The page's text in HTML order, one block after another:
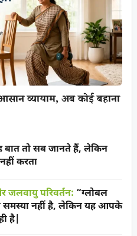
व्यायाम, अब कोई बहाना
बात तो सब जानते हैं, लेकिन
करता
जलवायु परिवर्तन: “ग्लोबल
समस्या नहीं है, लेकिन यह आपके
है|